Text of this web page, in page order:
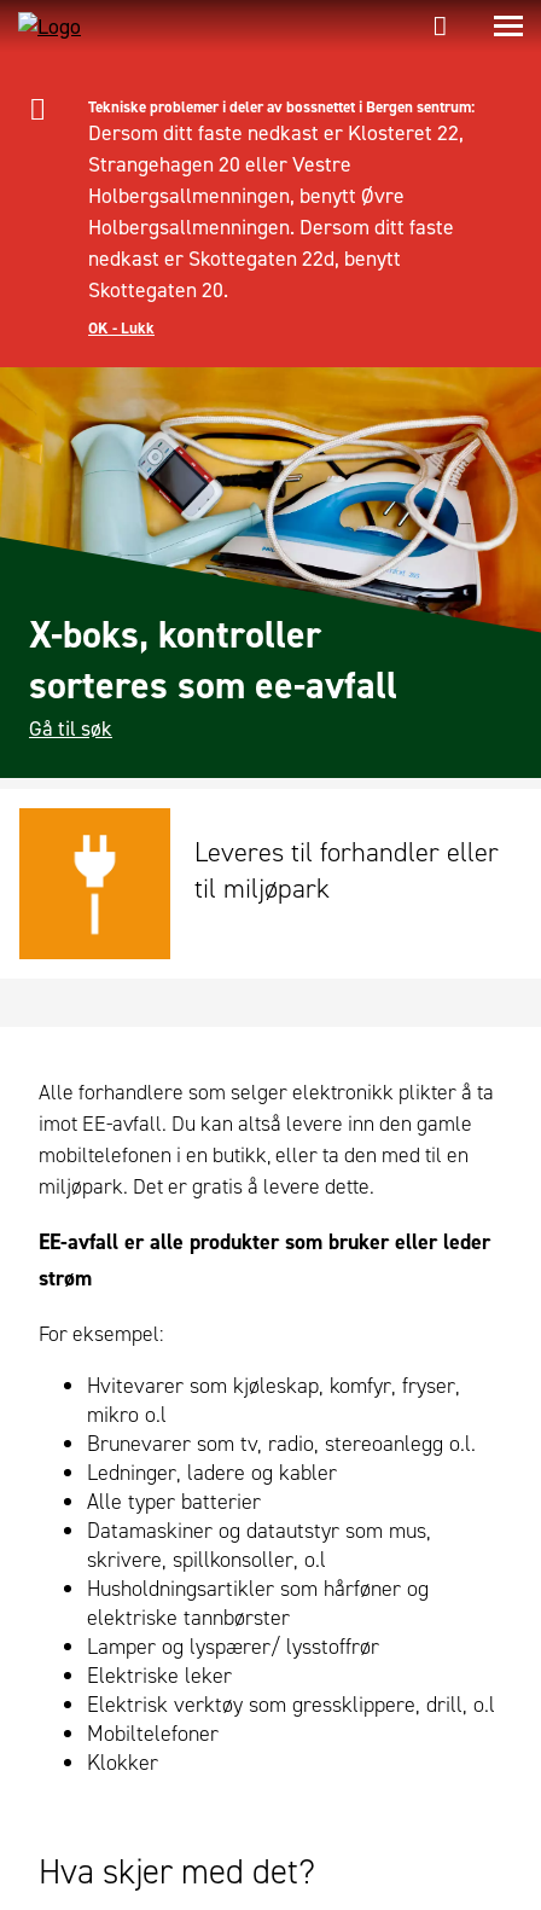
Tekniske problemer i deler av bossnettet i Bergen sentrum:
Dersom ditt faste nedkast er Klosteret 22,
Strangehagen 20 eller Vestre
Holbergsallmenningen, benytt Øvre
Holbergsallmenningen. Dersom ditt faste
nedkast er Skottegaten 22d, benytt
Skottegaten 20.
OK - Lukk
X-boks, kontroller
sorteres som ee-avfall
Gå til søk
Leveres til forhandler eller
til miljøpark
Alle forhandlere som selger elektronikk plikter å ta
imot EE-avfall. Du kan altså levere inn den gamle
mobiltelefonen i en butikk, eller ta den med til en
miljøpark. Det er gratis å levere dette.
EE-avfall er alle produkter som bruker eller leder
strøm
For eksempel:
Hvitevarer som kjøleskap, komfyr, fryser,
mikro o.l
Brunevarer som tv, radio, stereoanlegg o.l.
Ledninger, ladere og kabler
Alle typer batterier
Datamaskiner og datautstyr som mus,
skrivere, spillkonsoller, o.l
Husholdningsartikler som hårføner og
elektriske tannbørster
Lamper og lyspærer/ lysstoffrør
Elektriske leker
Elektrisk verktøy som gressklippere, drill, o.l
Mobiltelefoner
Klokker
Hva skjer med det?